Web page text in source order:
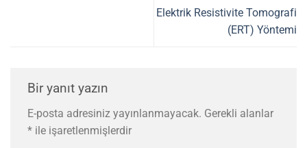
Elektrik Resistivite Tomografi
(ERT) Yöntemi
Bir yanıt yazın
E-posta adresiniz yayınlanmayacak. Gerekli alanlar
* ile işaretlenmişlerdir